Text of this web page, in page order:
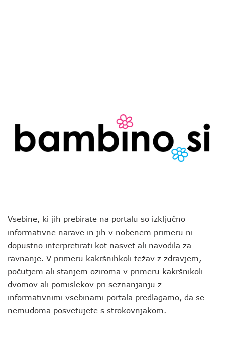
Vsebine, ki jih prebirate na portalu so izključno
informativne narave in jih v nobenem primeru ni
dopustno interpretirati kot nasvet ali navodila za
ravnanje. V primeru kakršnihkoli težav z zdravjem,
počutjem ali stanjem oziroma v primeru kakršnikoli
dvomov ali pomislekov pri seznanjanju z
informativnimi vsebinami portala predlagamo, da se
nemudoma posvetujete s strokovnjakom.